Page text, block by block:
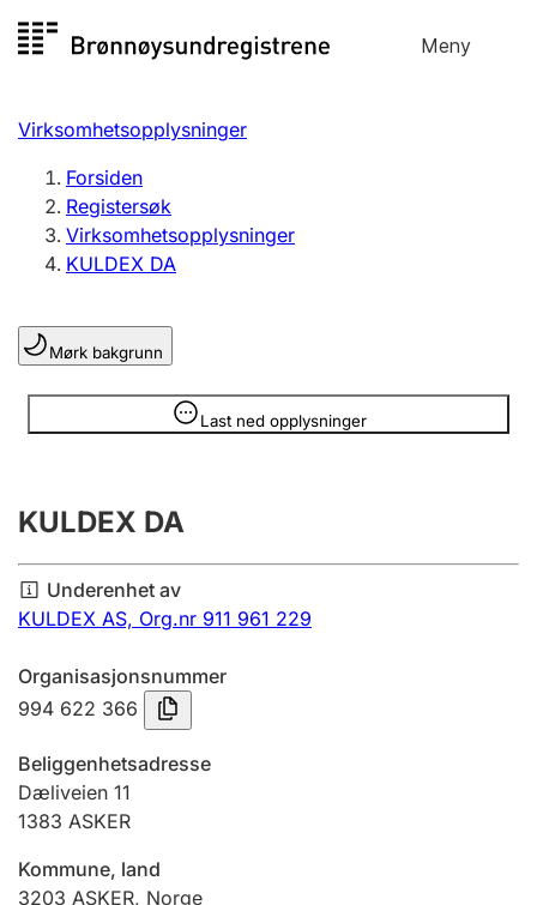
til
Meny
Registersøk
Aksjeselskap
Enkeltpersonforetak
Registrere, endre, slette
Lag og forening
Registrere, endre, slette
Årsregnskap
Innsending og forsinkelsesgebyr
Tinglysing
Jeger
Betaling og jegeravgiftskort
Virksomhetsopplysninger
Forsiden
Registersøk
Virksomhetsopplysninger
KULDEX DA
Mørk bakgrunn
Last ned opplysninger
Opplysninger er skjult
KULDEX DA
Underenhet av
KULDEX AS, Org.nr 911 961 229
Organisasjonsnummer
994 622 366
Beliggenhetsadresse
Dæliveien 11
1383 ASKER
Kommune, land
3203 ASKER, Norge